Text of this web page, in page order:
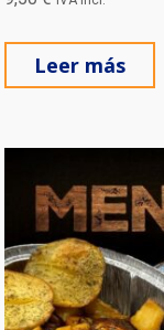
Leer más